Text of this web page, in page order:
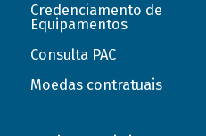
Credenciamento de
Equipamentos
Consulta PAC
Moedas contratuais